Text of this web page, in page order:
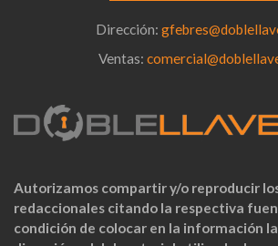
Dirección:
Ventas:
Autorizamos compartir y/o reproducir
redaccionales citando la respectiva
condición de colocar en la información